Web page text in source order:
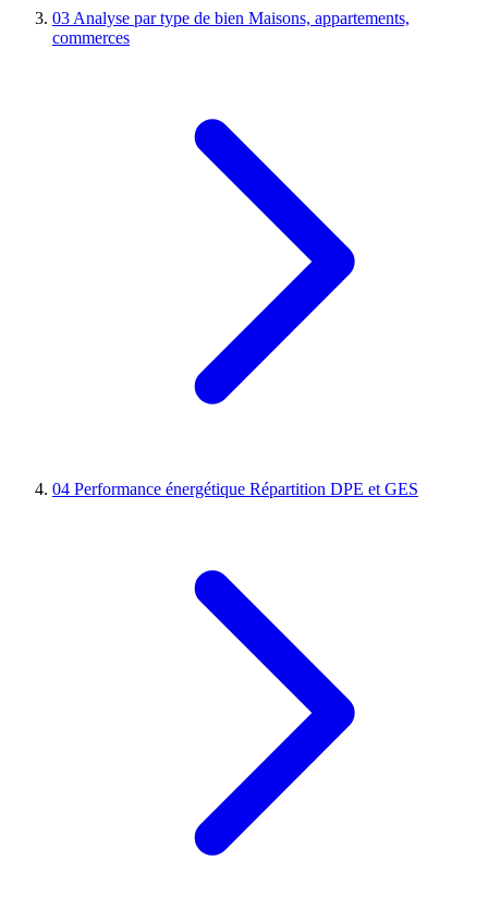
03 Analyse par type de bien Maisons, appartements,
commerces
04 Performance énergétique Répartition DPE et GES